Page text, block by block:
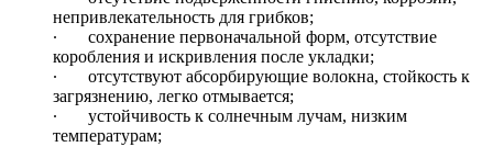
непривлекательность для грибков;
∙
сохранение первоначальной форм, отсутствие
коробления и искривления после укладки;
∙
отсутствуют абсорбирующие волокна, стойкость к
загрязнению, легко отмывается;
∙
устойчивость к солнечным лучам, низким
температурам;